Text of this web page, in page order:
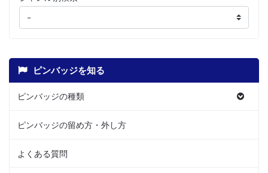
ピンバッジを知る
ピンバッジの種類
ピンバッジの留め方・外し方
よくある質問